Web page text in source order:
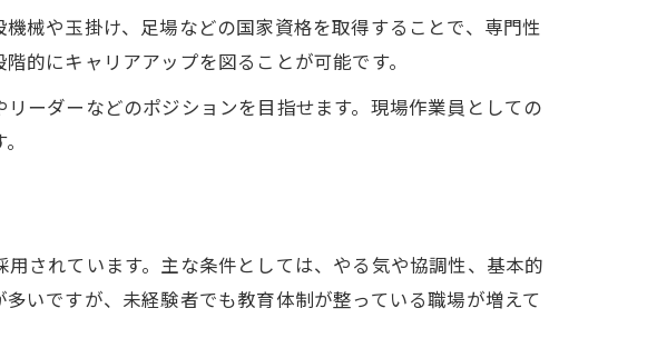
るための職場選択
き方のポイント
ポート体制を比較
特徴とは
を築くには
アアップ戦略
の長期展望
械や玉掛け、足場などの国家資格を取得することで、専門性
的にキャリアアップを図ることが可能です。
ーダーなどのポジションを目指せます。現場作業員としての
されています。主な条件としては、やる気や協調性、基本的
いですが、未経験者でも教育体制が整っている職場が増えて